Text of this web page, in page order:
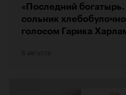
«Последний
сольник
голосом Гарика